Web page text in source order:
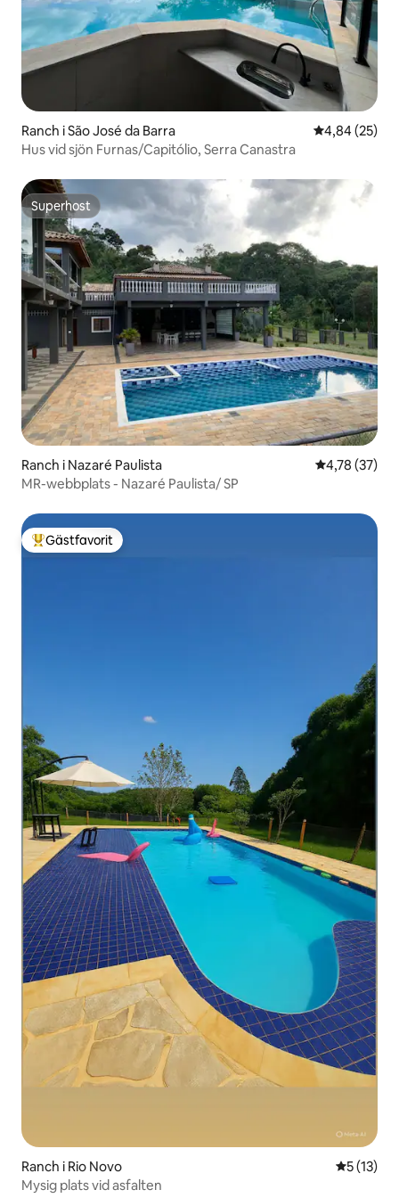
Ranch i São José da Barra 4,84 av 5 i
4,84 (25)
Hus vid sjön Furnas/Capitólio, Serra Canastra
Superhost
Superhost
Ranch i Nazaré Paulista 4,78 av 5 i
4,78 (37)
MR-webbplats - Nazaré Paulista/ SP
Populär gästfavorit
Gästfavorit
Ranch i Rio Novo 5 av 5 i
5 (13)
Mysig plats vid asfalten